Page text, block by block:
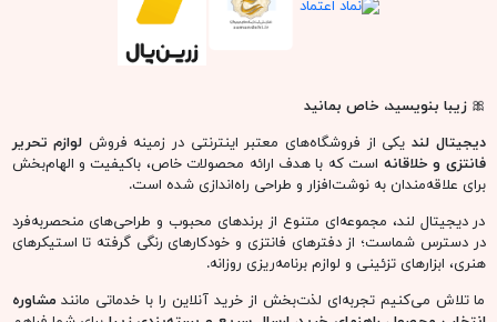
🎀زیبا بنویسید، خاص بمانید
دیجیتال لند یکی از فروشگاه‌های معتبر اینترنتی در زمینه فروش لوازم تحریر
فانتزی و خلاقانه است که با هدف ارائه محصولات خاص، باکیفیت و الهام‌بخش
برای علاقه‌مندان به نوشت‌افزار و طراحی راه‌اندازی شده است.
در دیجیتال لند، مجموعه‌ای متنوع از برندهای محبوب و طراحی‌های منحصربه‌فرد
در دسترس شماست؛ از دفترهای فانتزی و خودکارهای رنگی گرفته تا استیکرهای
هنری، ابزارهای تزئینی و لوازم برنامه‌ریزی روزانه.
ما تلاش می‌کنیم تجربه‌ای لذت‌بخش از خرید آنلاین را با خدماتی مانندمشاوره